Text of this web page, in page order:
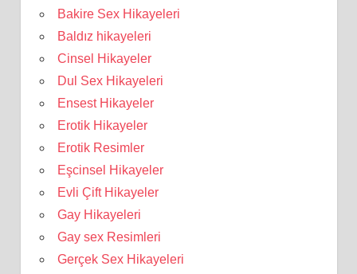
Bakire Sex Hikayeleri
Baldız hikayeleri
Cinsel Hikayeler
Dul Sex Hikayeleri
Ensest Hikayeler
Erotik Hikayeler
Erotik Resimler
Eşcinsel Hikayeler
Evli Çift Hikayeler
Gay Hikayeleri
Gay sex Resimleri
Gerçek Sex Hikayeleri